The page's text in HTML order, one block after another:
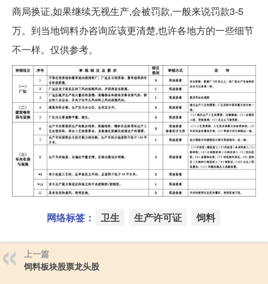
商局换证,如果继续无视生产,会被罚款,一般来说罚款3-5
万。到当地饲料办咨询应该更清楚,也许各地方的一些细节
不一样。仅供参考。
网络标签： 卫生 生产许可证 饲料
上一篇
饲料板块股票龙头股